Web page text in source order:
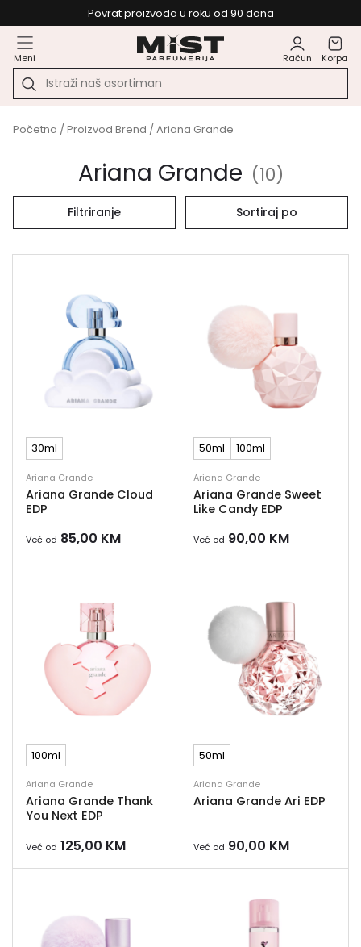
Povrat proizvoda u roku od 90 dana
Meni Račun Korpa
Početna / Proizvod Brend / Ariana Grande
Ariana Grande (10)
Filtriranje Sortiraj po
30ml
Ariana Grande
Ariana Grande Cloud
EDP
Već od 85,00 KM
50ml 100ml
Ariana Grande
Ariana Grande Sweet
Like Candy EDP
Već od 90,00 KM
100ml
Ariana Grande
Ariana Grande Thank
You Next EDP
Već od 125,00 KM
50ml
Ariana Grande
Ariana Grande Ari EDP
Već od 90,00 KM